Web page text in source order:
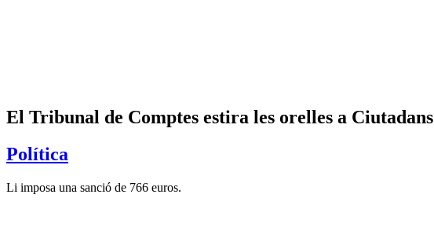
El Tribunal de Comptes estira les orelles a Ciutadans
Política
Li imposa una sanció de 766 euros.